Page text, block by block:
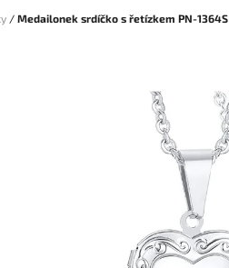
/ Medailonek srdíčko s řetízkem PN-1364S